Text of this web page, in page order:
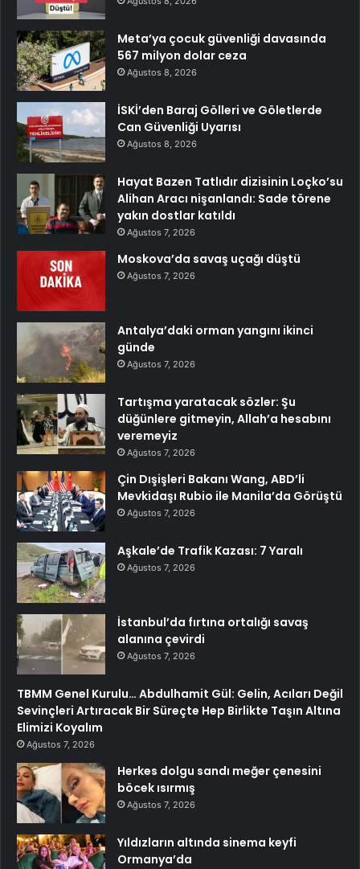
Meta’ya çocuk güvenliği davasında
567 milyon dolar ceza
Ağustos 8, 2026
İSKİ’den Baraj Gölleri ve Göletlerde
Can Güvenliği Uyarısı
Ağustos 8, 2026
Hayat Bazen Tatlıdır dizisinin Loçko’su
Alihan Aracı nişanlandı: Sade törene
yakın dostlar katıldı
Ağustos 7, 2026
Moskova’da savaş uçağı düştü
Ağustos 7, 2026
Antalya’daki orman yangını ikinci
günde
Ağustos 7, 2026
Tartışma yaratacak sözler: Şu
düğünlere gitmeyin, Allah’a hesabını
veremeyiz
Ağustos 7, 2026
Çin Dışişleri Bakanı Wang, ABD’li
Mevkidaşı Rubio ile Manila’da Görüştü
Ağustos 7, 2026
Aşkale’de Trafik Kazası: 7 Yaralı
Ağustos 7, 2026
İstanbul’da fırtına ortalığı savaş
alanına çevirdi
Ağustos 7, 2026
TBMM Genel Kurulu… Abdulhamit Gül: Gelin, Acıları Değil
Sevinçleri Artıracak Bir Süreçte Hep Birlikte Taşın Altına
Elimizi Koyalım
Ağustos 7, 2026
Herkes dolgu sandı meğer çenesini
böcek ısırmış
Ağustos 7, 2026
Yıldızların altında sinema keyfi
Ormanya’da